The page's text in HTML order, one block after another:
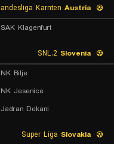
Austria
SAK Klagenfurt
Slovenia
NK Bilje
NK Jesenice
Jadran Dekani
Slovakia